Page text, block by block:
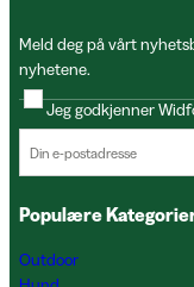
Meld deg på vårt
nyhetene.
Jeg godkjenner
Populære
Outdoor